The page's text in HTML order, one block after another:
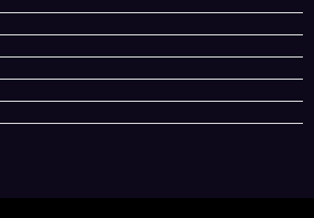
Shop
Mentions légales et CGV